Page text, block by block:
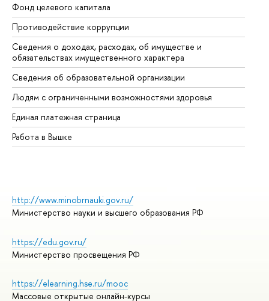
Фонд целевого капитала
Противодействие коррупции
Сведения о доходах, расходах, об имуществе и
обязательствах имущественного характера
Сведения об образовательной организации
Людям с ограниченными возможностями здоровья
Единая платежная страница
Работа в Вышке
http://www.minobrnauki.gov.ru/
Министерство науки и высшего образования РФ
https://edu.gov.ru/
Министерство просвещения РФ
https://elearning.hse.ru/mooc
Массовые открытые онлайн-курсы